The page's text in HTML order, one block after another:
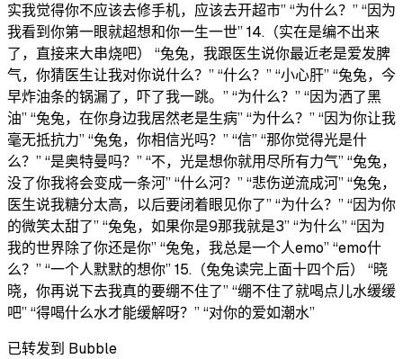
实我觉得你不应该去修手机，应该去开超市” “为什么？” “因为
我看到你第一眼就超想和你一生一世” 14.（实在是编不出来
了，直接来大串烧吧） “兔兔，我跟医生说你最近老是爱发脾
气，你猜医生让我对你说什么？” “什么？” “小心肝” “兔兔，今
早炸油条的锅漏了，吓了我一跳。” “为什么？” “因为洒了黑
油” “兔兔，在你身边我居然老是生病” “为什么？” “因为你让我
毫无抵抗力” “兔兔，你相信光吗？” “信” “那你觉得光是什
么？” “是奥特曼吗？” “不，光是想你就用尽所有力气” “兔兔，
没了你我将会变成一条河” “什么河？” “悲伤逆流成河” “兔兔，
医生说我糖分太高，以后要闭着眼见你了” “为什么？” “因为你
的微笑太甜了” “兔兔，如果你是9那我就是3” “为什么” “因为
我的世界除了你还是你” “兔兔，我总是一个人emo” “emo什
么？” “一个人默默的想你” 15.（兔兔读完上面十四个后） “晓
晓，你再说下去我真的要绷不住了” “绷不住了就喝点儿水缓缓
吧” “得喝什么水才能缓解呀？” “对你的爱如潮水”
已转发到 Bubble